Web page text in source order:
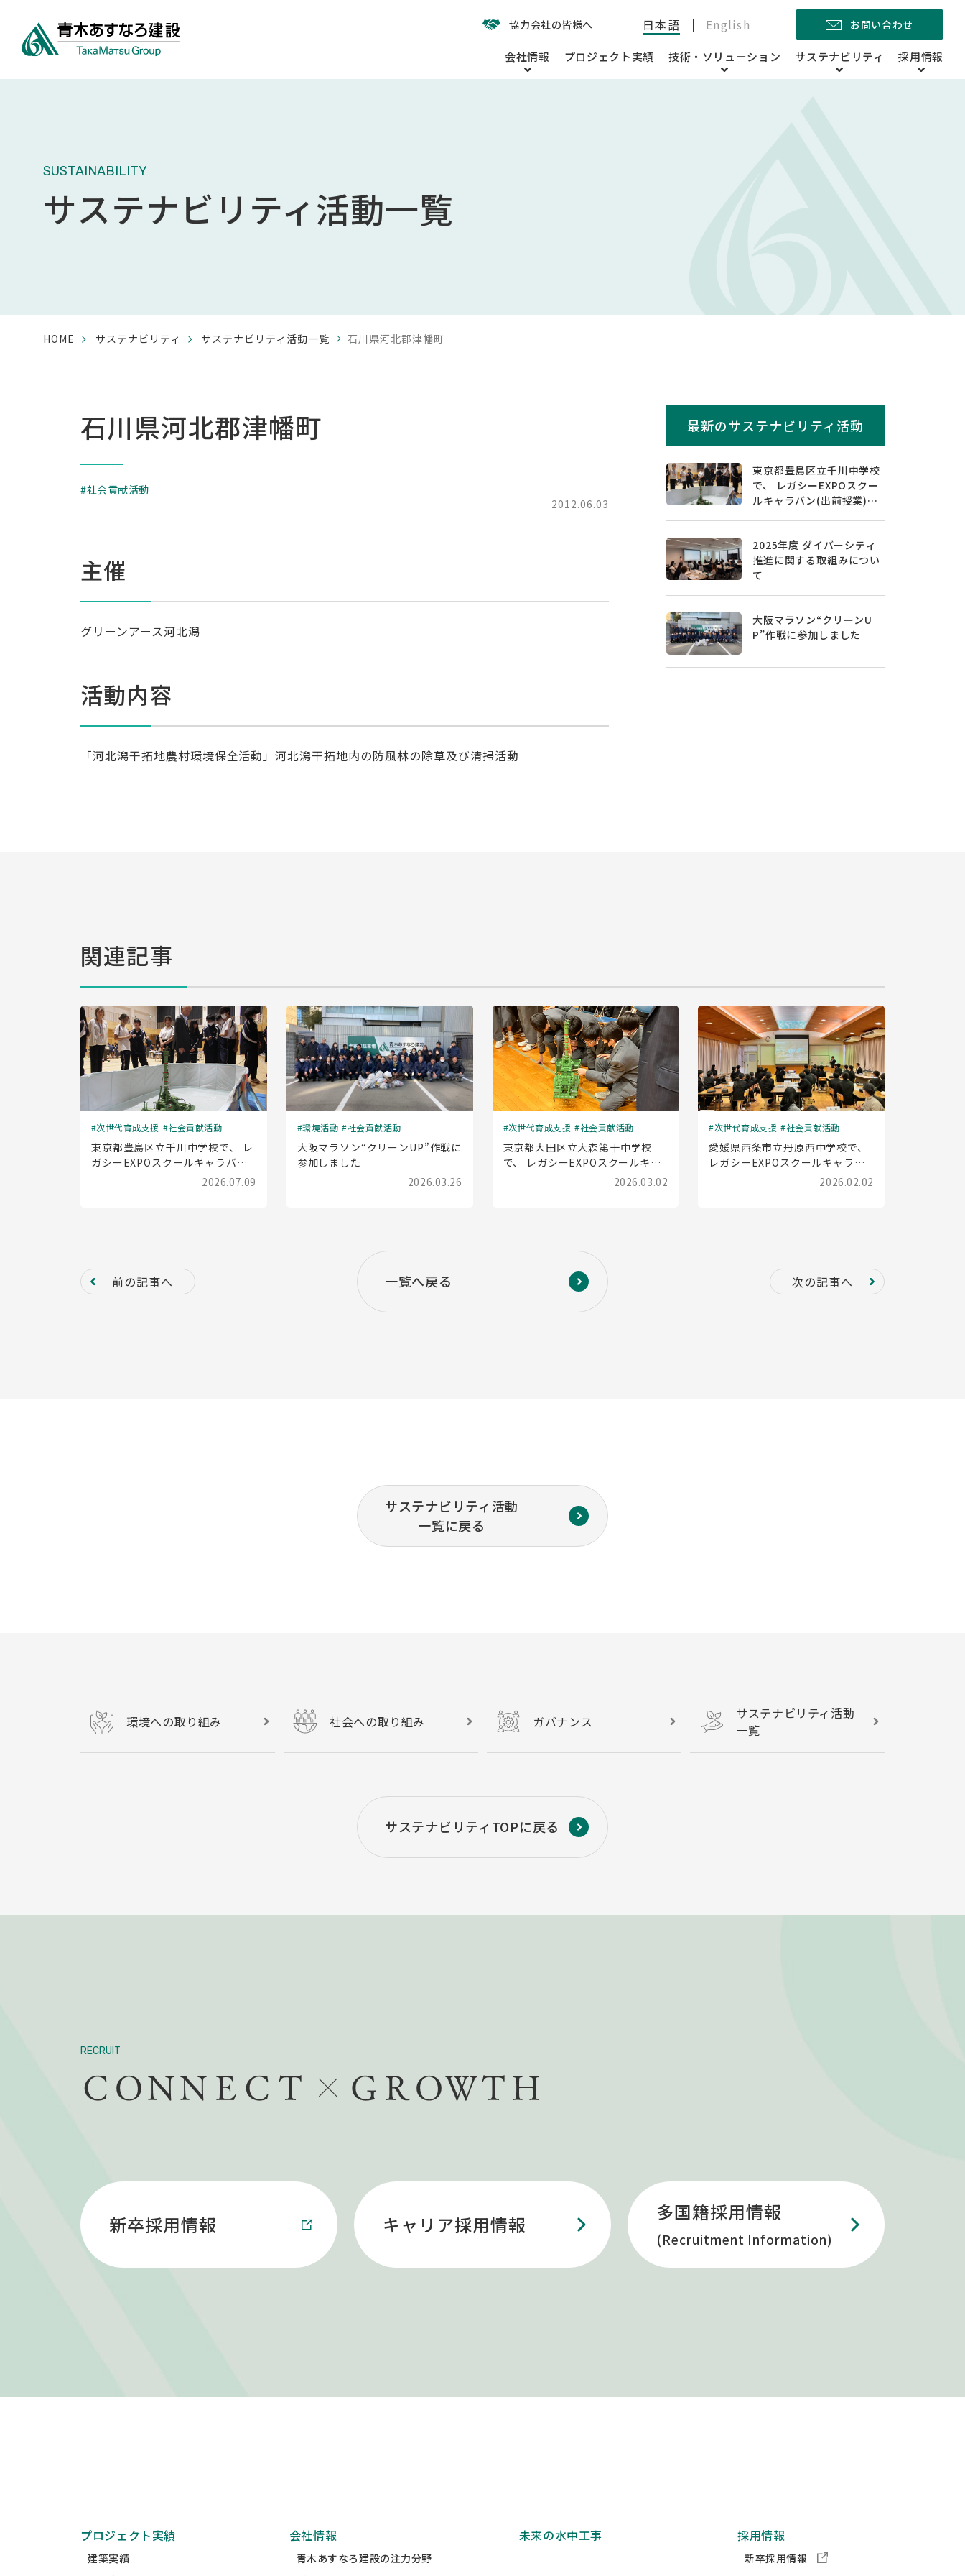
日本語 English
会社情報 プロジェクト実績 技術・ソリューション サステナビリティ 採用情報
協力会社の皆様へ お問い合わせ
SUSTAINABILITY
サステナビリティ活動一覧
HOME サステナビリティ サステナビリティ活動一覧 石川県河北郡津幡町
石川県河北郡津幡町
社会貢献活動
2012.06.03
主催
グリーンアース河北潟
活動内容
「河北潟干拓地農村環境保全活動」河北潟干拓地内の防風林の除草及び清掃活動
最新のサステナビリティ活動
東京都豊島区立千川中学校
で、 レガシーEXPOスクー
ルキャラバン(出前授業)を
2025年度 ダイバーシティ
推進に関する取組みについ
て
大阪マラソン“クリーンU
P”作戦に参加しました
関連記事
次世代育成支援 社会貢献活動
東京都豊島区立千川中学校で、 レ
ガシーEXPOスクールキャラバン
(出前授業)を実施しました2026.07.09
環境活動 社会貢献活動
大阪マラソン“クリーンUP”作戦に
参加しました
2026.03.26
次世代育成支援 社会貢献活動
東京都大田区立大森第十中学校
で、 レガシーEXPOスクールキャ
ラバン(出前授業)を実施しました
2026.03.02
次世代育成支援 社会貢献活動
愛媛県西条市立丹原西中学校で、
レガシーEXPOスクールキャラバ
ン(出前授業)を実施しました2026.02.02
前の記事へ 次の記事へ
一覧へ戻る
サステナビリティ活動
一覧に戻る
環境への取り組み 社会への取り組み ガバナンス
サステナビリティ活動
一覧
サステナビリティTOPに戻る
RECRUIT
新卒採用情報 キャリア採用情報
多国籍採用情報
(Recruitment Information)
プロジェクト実績
建築実績
会社情報
青木あすなろ建設の注力分野
未来の水中工事 採用情報
新卒採用情報